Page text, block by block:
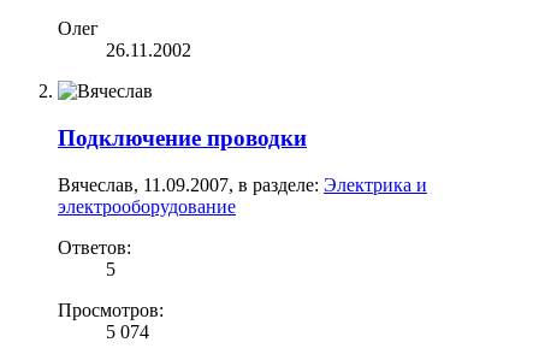
Олег
26.11.2002
Подключение проводки
Вячеслав, 11.09.2007, в разделе: Электрика и
электрооборудование
Ответов:
5
Просмотров:
5 074